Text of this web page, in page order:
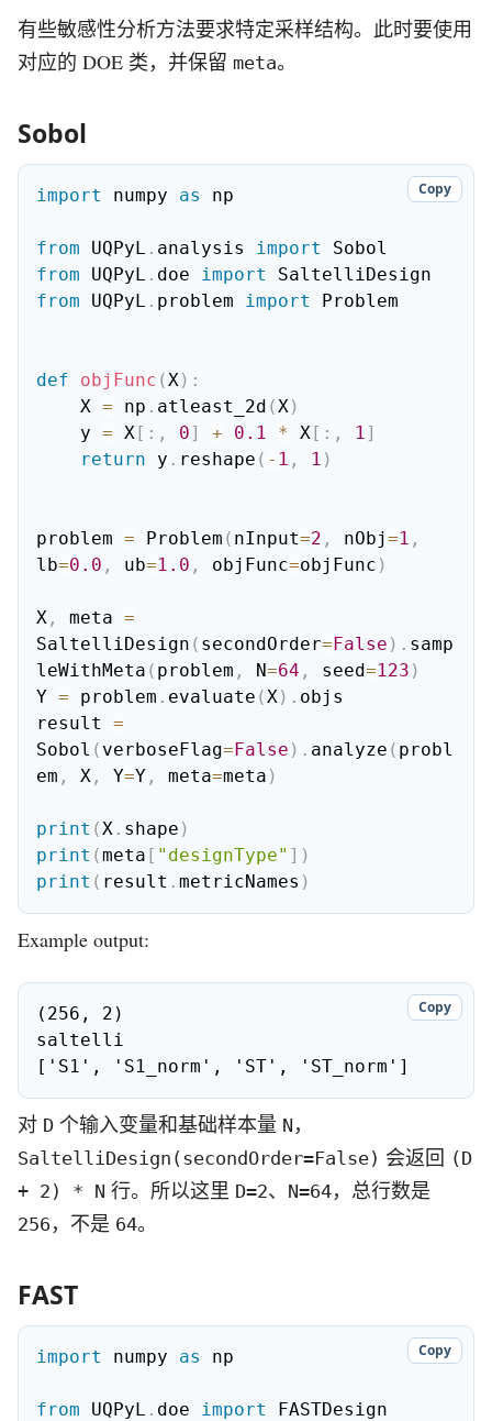
有些敏感性分析方法要求特定采样结构。此时要使用
对应的 DOE 类，并保留 meta。
Sobol
import numpy as np
from UQPyL . analysis import
from UQPyL . doe import
from UQPyL . problem import Problem
def objFunc (X) :
    X
= np . atleast_2d (X)
    y
= X[ : , 0] + 0.1 * X[ : , 1]
return y . reshape ( - 1 , 1 )
problem = Problem ( nInput=2 , nObj=1 ,
lb=0.0 , ub=1.0 , objFunc=objFunc )
X , meta =
SaltelliDesign ( secondOrder=False ) . samp
leWithMeta ( problem , N=64 , seed=123 )
Y = problem . evaluate (X) . objs
result =
Sobol ( verboseFlag=False ) . analyze ( probl
em , X , Y=Y , meta=meta )
print (X . shape )
print (meta [ "designType" ] )
print ( result . metricNames )
Copy
Example output:
(256, 2)
saltelli
['S1', 'S1_norm', 'ST', 'ST_norm']
Copy
对 D 个输入变量和基础样本量 N ，
SaltelliDesign(secondOrder=False) 会返回 (D
+ 2) * N 行。所以这里 D=2、 N=64，总行数是
256 ，不是 64。
FAST
import numpy as np
from UQPyL . doe import
Copy